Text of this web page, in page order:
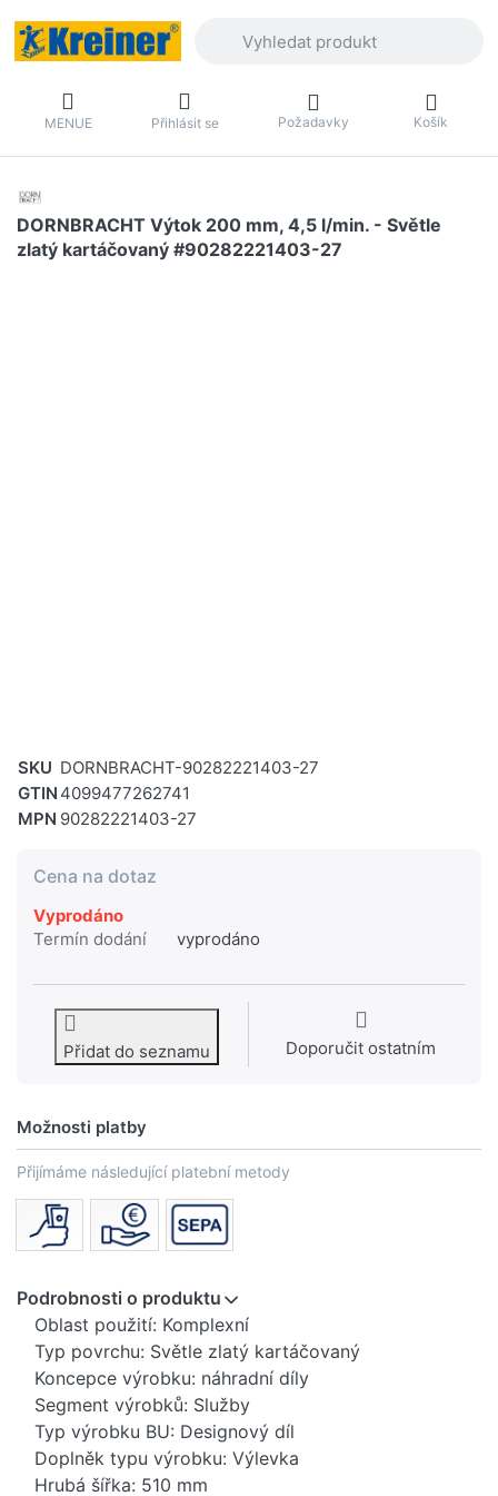
MENUE Přihlásit se Požadavky Košík
DORNBRACHT Výtok 200 mm, 4,5 l/min. - Světle
zlatý kartáčovaný #90282221403-27
SKU DORNBRACHT-90282221403-27
GTIN 4099477262741
MPN 90282221403-27
Cena na dotaz
Vyprodáno
Termín dodání
vyprodáno
Přidat do seznamu Doporučit ostatním
Možnosti platby
Přijímáme následující platební metody
Podrobnosti o produktu
Oblast použití: Komplexní
Typ povrchu: Světle zlatý kartáčovaný
Koncepce výrobku: náhradní díly
Segment výrobků: Služby
Typ výrobku BU: Designový díl
Doplněk typu výrobku: Výlevka
Hrubá šířka: 510 mm